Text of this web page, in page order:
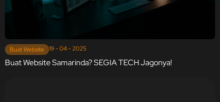
Buat Website 19 - 04 - 2025
Buat Website Samarinda? SEGIA TECH Jagonya!